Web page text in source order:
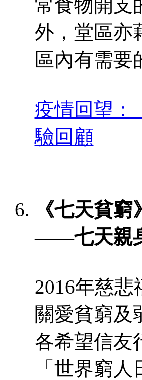
常食物開支
外，堂區亦
區內有需要
疫情回望：
驗回顧
《七天貧
——七天親
2016年慈
關愛貧窮及
各希望信友
「世界窮